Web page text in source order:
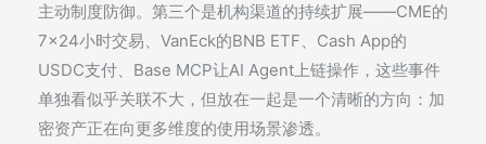
主动制度防御。第三个是机构渠道的持续扩展——CME的
7×24小时交易、VanEck的BNB ETF、Cash App的
USDC支付、Base MCP让AI Agent上链操作，这些事件
单独看似乎关联不大，但放在一起是一个清晰的方向：加
密资产正在向更多维度的使用场景渗透。